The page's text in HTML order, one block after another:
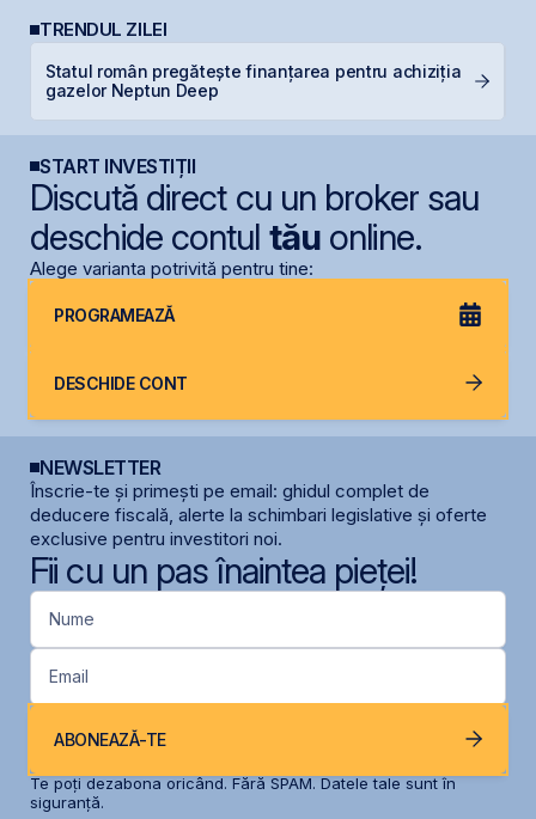
TRENDUL ZILEI
Statul român pregătește finanțarea pentru achiziția
gazelor Neptun Deep
START INVESTIȚII
Discută direct cu un broker sau
deschide contul tăuonline.
Alege varianta potrivită pentru tine:
PROGRAMEAZĂ
DESCHIDE CONT
NEWSLETTER
Înscrie-te și primești pe email: ghidul complet de
deducere fiscală, alerte la schimbari legislative și oferte
exclusive pentru investitori noi.
Fii cu un pas înaintea pieței!
Nume
Email
ABONEAZĂ-TE
Te poți dezabona oricând. Fără SPAM. Datele tale sunt în
siguranță.